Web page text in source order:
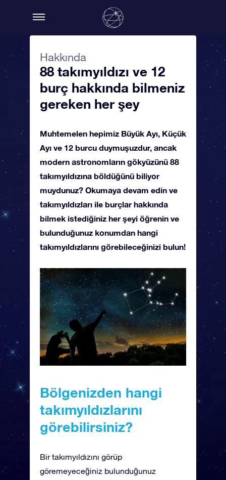
Hakkında
88 takımyıldızı ve 12
burç hakkında bilmeniz
gereken her şey
Muhtemelen hepimiz Büyük Ayı, Küçük
Ayı ve 12 burcu duymuşuzdur, ancak
modern astronomların gökyüzünü 88
takımyıldızına böldüğünü biliyor
muydunuz? Okumaya devam edin ve
takımyıldızları ile burçlar hakkında
bilmek istediğiniz her şeyi öğrenin ve
bulunduğunuz konumdan hangi
takımyıldızlarını görebileceğinizi bulun!
Bölgenizden hangi
takımyıldızlarını
görebilirsiniz?
Bir takımyıldızını görüp
göremeyeceğiniz bulunduğunuz